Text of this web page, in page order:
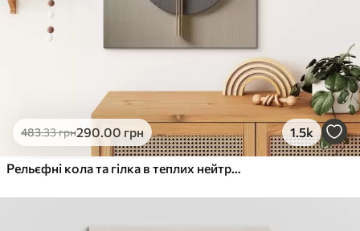
483.33грн290.00 грн 1.5k
Рельєфні кола та гілка в теплих нейтральних тонах